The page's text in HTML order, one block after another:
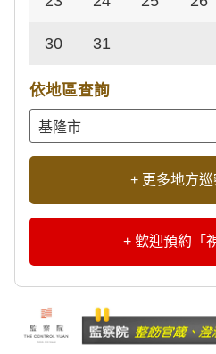
30 31
依地區查詢
+ 更多地方
+ 歡迎預約「